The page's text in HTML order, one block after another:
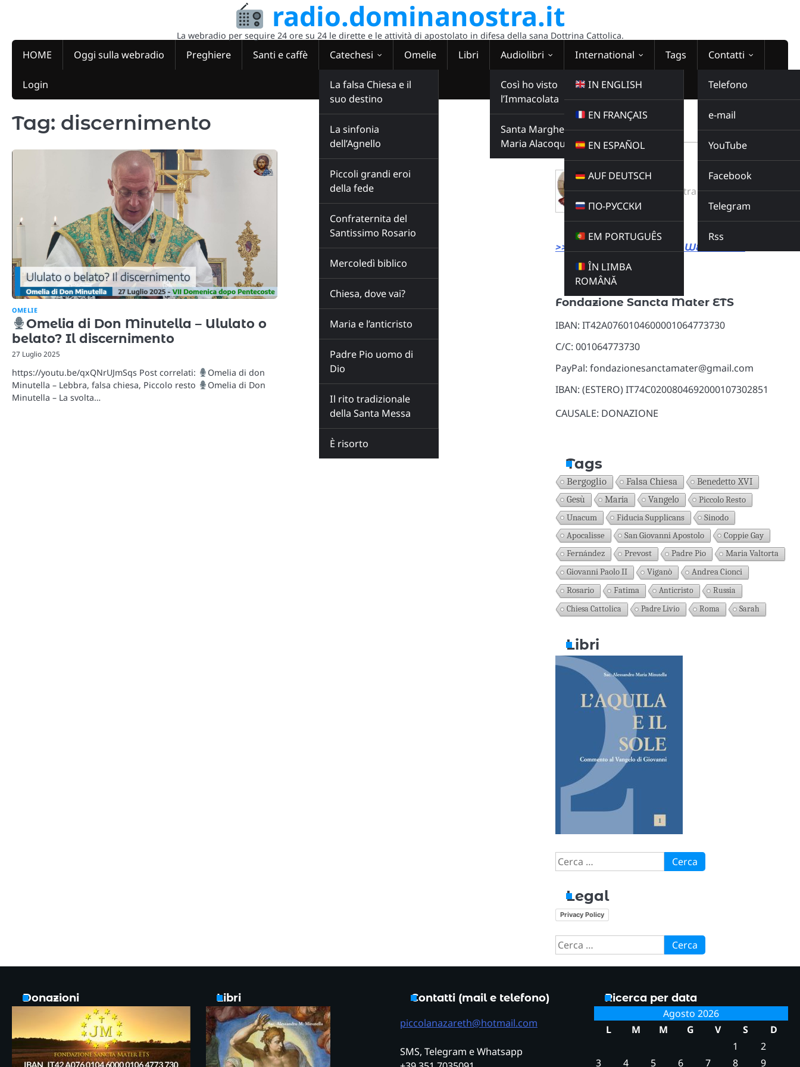
radio.dominanostra.it
La webradio per seguire 24 ore su 24 le dirette e le attività di apostolato in difesa della sana Dottrina Cattolica.
HOME Oggi sulla webradio Preghiere Santi e caffè Catechesi
La falsa Chiesa e il
suo destino
La sinfonia
dell’Agnello
Piccoli grandi eroi
della fede
Confraternita del
Santissimo Rosario
Mercoledì biblico
Chiesa, dove vai?
Maria e l’anticristo
Padre Pio uomo di
Dio
Il rito tradizionale
della Santa Messa
È risorto
Omelie Libri Audiolibri
Così ho visto
l’Immacolata
Santa Margherita
Maria Alacoque
International
IN ENGLISH
EN FRANÇAIS
EN ESPAÑOL
AUF DEUTSCH
ПО-РУССКИ
EM PORTUGUÊS
ÎN LIMBA
ROMÂNĂ
Tags Contatti
Telefono
e-mail
YouTube
Facebook
Telegram
Rss
Login
Tag: discernimento
OMELIE
Omelia di Don Minutella – Ululato o
belato? Il discernimento
27 Luglio 2025
https://youtu.be/qxQNrUJmSqs Post correlati:
Omelia di don
Minutella – Lebbra, falsa chiesa, Piccolo resto
Omelia di Don
Minutella – La svolta…
WEBRADIO
00:00:00
Don Minutella
Radio Domina Nostra
Radio Domina Nostra
Buy this album
>>> LINK DIRETTO ALLA WEBRADIO
Donazioni
Fondazione Sancta Mater ETS
IBAN: IT42A0760104600001064773730
C/C: 001064773730
PayPal: fondazionesanctamater@gmail.com
IBAN: (ESTERO) IT74C0200804692000107302851
CAUSALE: DONAZIONE
Tags
Bergoglio Falsa Chiesa Benedetto XVI
Gesù Maria Vangelo
Piccolo Resto
Unacum
Fiducia Supplicans
Sinodo
Apocalisse
San Giovanni Apostolo Coppie Gay
Fernández Prevost Padre Pio
Maria Valtorta
Giovanni Paolo II
Viganò
Andrea Cionci
Rosario
Fatima Anticristo
Russia
Chiesa Cattolica
Padre Livio Roma Sarah
Libri
Ricerca
per:
Legal
Privacy Policy
Ricerca
per:
Donazioni Libri
Contatti (mail e telefono)
piccolanazareth@hotmail.com
SMS, Telegram e Whatsapp
Ricerca per data
Agosto 2026
L
M M G V S
D
1
2
3
4 5 6 7 8 9